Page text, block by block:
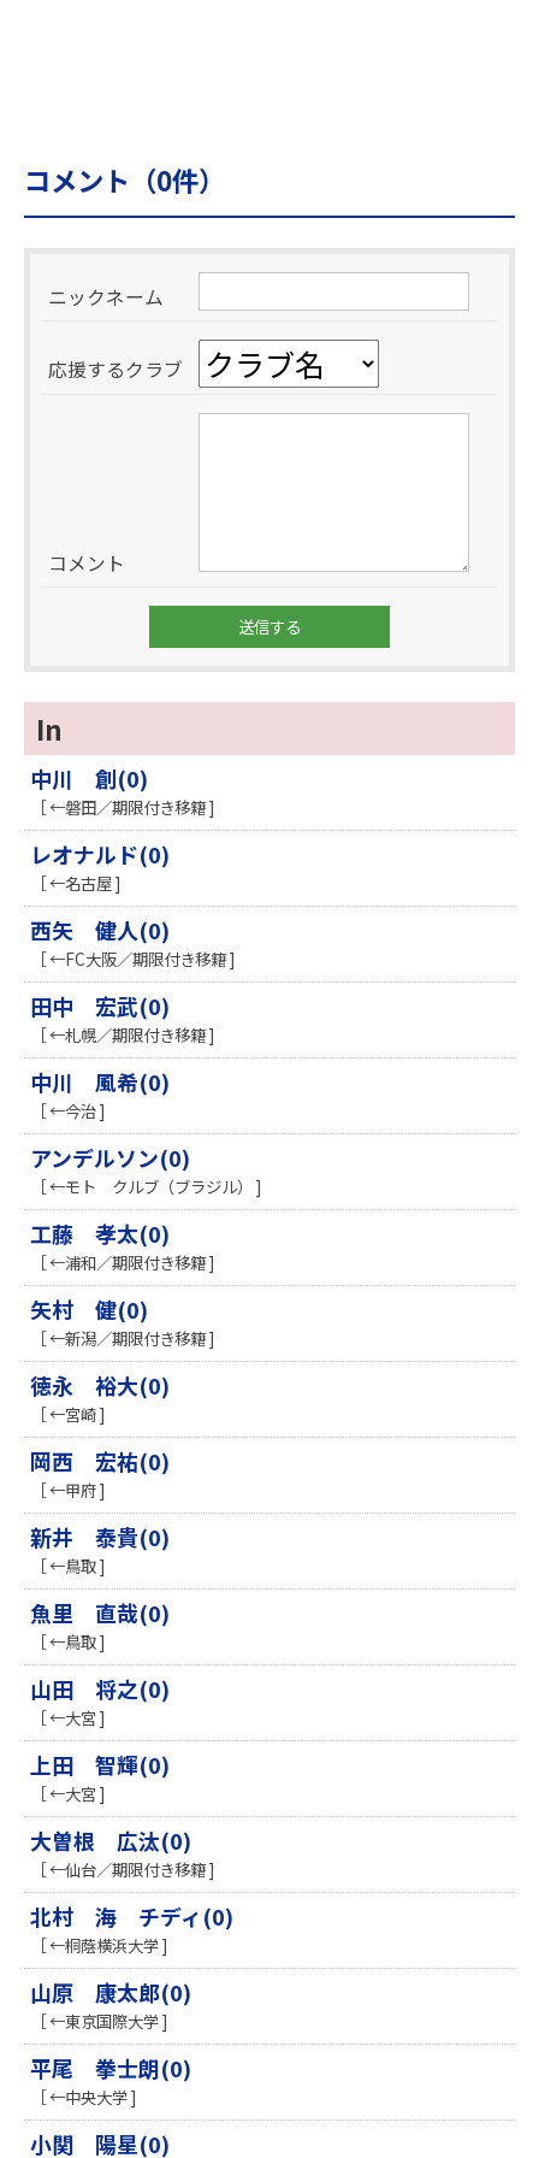
コメント（0件）
ニックネーム
応援するクラブ
コメント
In
中川 創(0)
［ ←磐田／期限付き移籍 ]
レオナルド(0)
［ ←名古屋 ]
西矢 健人(0)
［ ←FC大阪／期限付き移籍 ]
田中 宏武(0)
［ ←札幌／期限付き移籍 ]
中川 風希(0)
［ ←今治 ]
アンデルソン(0)
［ ←モト クルブ（ブラジル） ]
工藤 孝太(0)
［ ←浦和／期限付き移籍 ]
矢村 健(0)
［ ←新潟／期限付き移籍 ]
徳永 裕大(0)
［ ←宮崎 ]
岡西 宏祐(0)
［ ←甲府 ]
新井 泰貴(0)
［ ←鳥取 ]
魚里 直哉(0)
［ ←鳥取 ]
山田 将之(0)
［ ←大宮 ]
上田 智輝(0)
［ ←大宮 ]
大曽根 広汰(0)
［ ←仙台／期限付き移籍 ]
北村 海 チディ(0)
［ ←桐蔭横浜大学 ]
山原 康太郎(0)
［ ←東京国際大学 ]
平尾 拳士朗(0)
［ ←中央大学 ]
小関 陽星(0)